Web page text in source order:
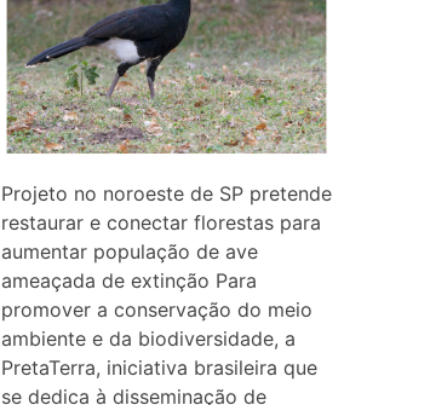
Projeto no noroeste de SP pretende
restaurar e conectar florestas para
aumentar população de ave
ameaçada de extinção Para
promover a conservação do meio
ambiente e da biodiversidade, a
PretaTerra, iniciativa brasileira que
se dedica à disseminação de